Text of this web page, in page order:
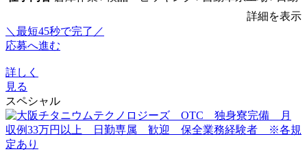
詳細を表示
＼最短45秒で完了／
応募へ進む
詳しく
見る
スペシャル